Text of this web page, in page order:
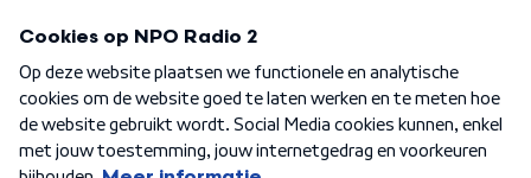
Algemene voorwaarden